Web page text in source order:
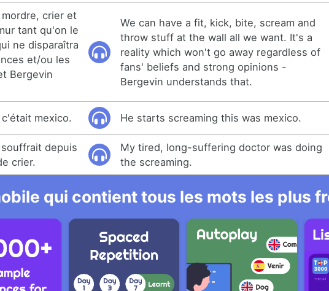
crier et
tant qu'on le
ne disparaîtra
et/ou les
Bergevin
We can have a fit, kick, bite, scream and
throw stuff at the wall all we want. It's a
reality which won't go away regardless of
fans' beliefs and strong opinions -
Bergevin understands that.
mexico. He starts screaming this was mexico.
depuis
crier.
My tired, long-suffering doctor was doing
the screaming.
qui contient tous les mots les plus